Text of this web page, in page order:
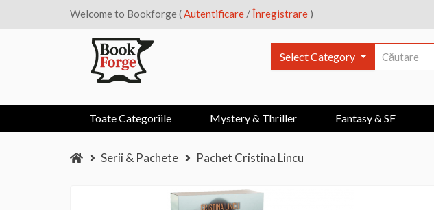
Welcome to Bookforge (Autentificare /Înregistrare )
Select Category
Toate Categoriile Mystery & Thriller Fantasy & SF
Serii & Pachete Pachet Cristina Lincu